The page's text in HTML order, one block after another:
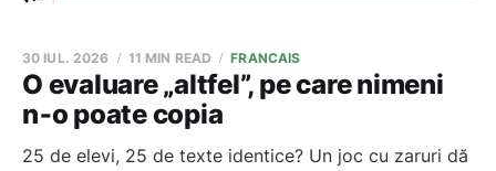
O evaluare „altfel”, pe care nimeni
n‑o poate copia
30 IUL. 2026 11 MIN READ FRANCAIS
25 de elevi, 25 de texte identice? Un joc cu zaruri dă